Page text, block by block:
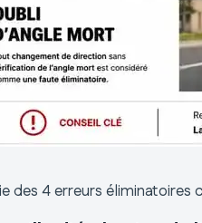
des 4 erreurs éliminatoires